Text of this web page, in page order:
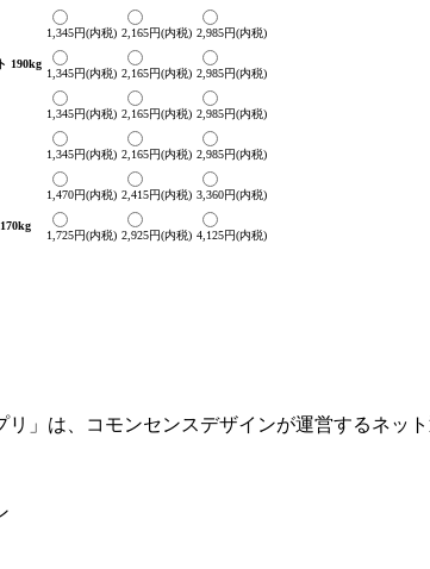
1,345円(内税) 2,165円(内税) 2,985円(内税)
190kg
1,345円(内税) 2,165円(内税) 2,985円(内税)
1,345円(内税) 2,165円(内税) 2,985円(内税)
1,345円(内税) 2,165円(内税) 2,985円(内税)
1,470円(内税) 2,415円(内税) 3,360円(内税)
1,725円(内税) 2,925円(内税) 4,125円(内税)
」は、コモンセンスデザインが運営するネット